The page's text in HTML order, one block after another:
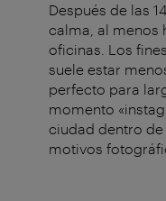
Después de las
calma, al menos
oficinas. Los
suele estar
perfecto para
momento
ciudad dentro
motivos